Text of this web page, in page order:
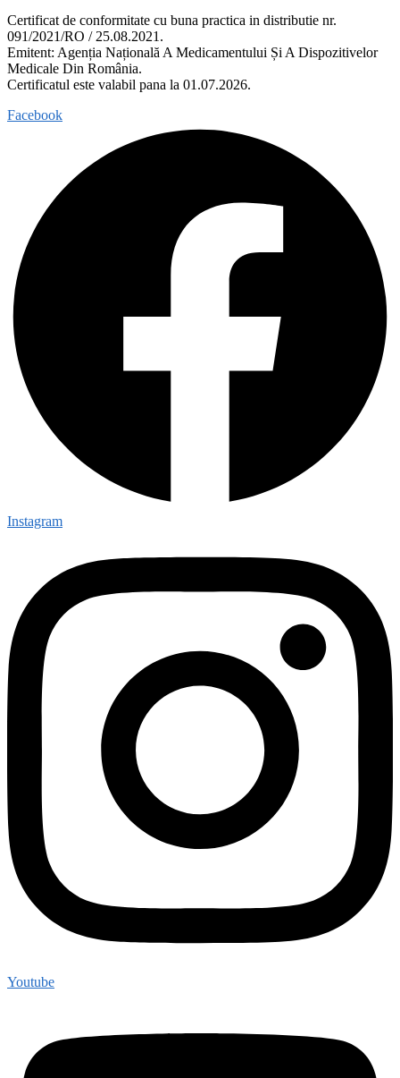
Certificat de conformitate cu buna practica in distributie nr.
091/2021/RO / 25.08.2021.
Emitent: Agenția Națională A Medicamentului Și A Dispozitivelor
Medicale Din România.
Certificatul este valabil pana la 01.07.2026.
Facebook
Instagram
Youtube